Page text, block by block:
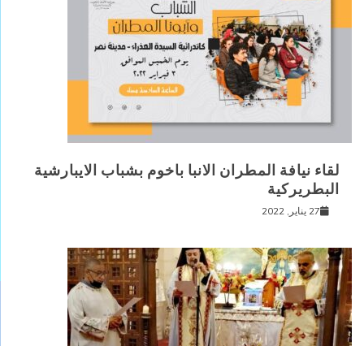
لقاء نيافة المطران الانبا باخوم بشباب الايبارشية
البطريركية
27 يناير, 2022